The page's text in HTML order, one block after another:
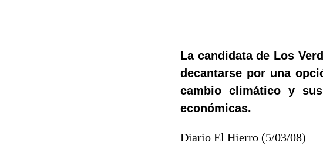
La candidata de Los
decantarse por una
cambio climático y
económicas.
Diario El Hierro (5/03/08)